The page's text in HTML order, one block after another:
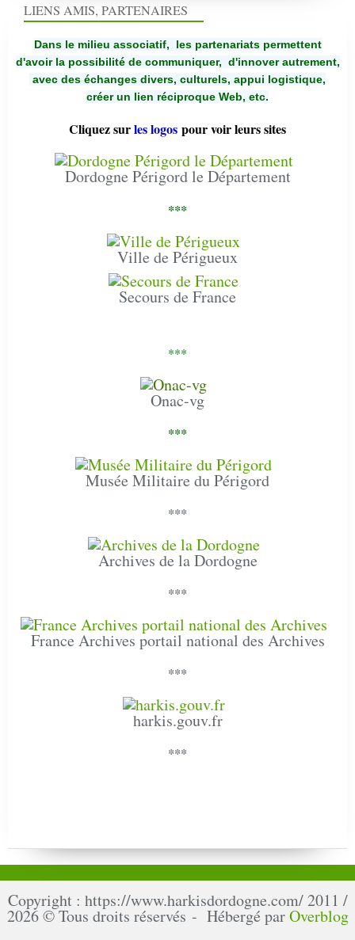
LIENS AMIS, PARTENAIRES
Dans le milieu associatif, les partenariats permettent
d'avoir la possibilité de communiquer, d'innover autrement,
avec des échanges divers, culturels, appui logistique,
créer un lien réciproque Web, etc.
Cliquez surles logos pour voir leurs sites
Dordogne Périgord le Département
***
Ville de Périgueux
Secours de France
***
Onac-vg
***
Musée Militaire du Périgord
***
Archives de la Dordogne
***
France Archives portail national des Archives
***
harkis.gouv.fr
***
Copyright : https://www.harkisdordogne.com/ 2011 /
2026 © Tous droits réservés - Hébergé parOverblog